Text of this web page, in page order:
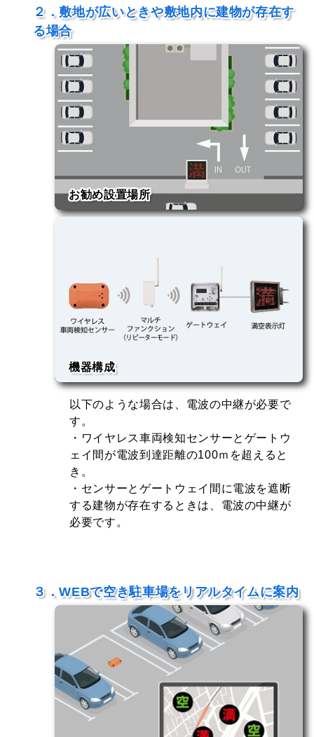
２．敷地が広いときや敷地内に建物が存在す
る場合
お勧め設置場所
機器構成
⇓ 無線接続
・マルチファンクション
⇓無線接続
・ゲートウェイ
⇓ 有線接続
・満空表示灯
以下のような場合は、電波の中継が必要で
す。
・ワイヤレス車両検知センサーとゲートウ
ェイ間が電波到達距離の100ｍを超えると
き。
・センサーとゲートウェイ間に電波を遮断
する建物が存在するときは、電波の中継が
必要です。
３．WEBで空き駐車場をリアルタイムに案内